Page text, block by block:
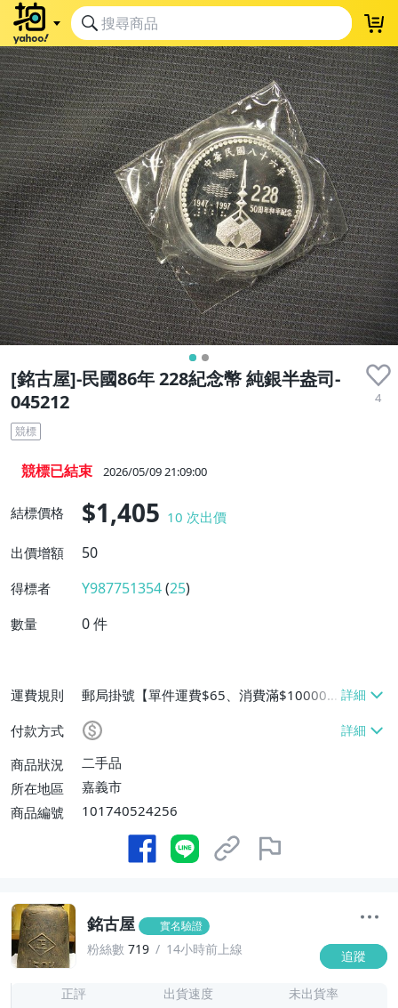
[銘古屋]-民國86年 228紀念幣 純銀半盎司-
045212
4
競標
競標已結束 2026/05/09 21:09:00
結標價格 $1,405 10 次出價
出價增額
50
得標者 Y987751354(25)
數量 0件
運費規則
郵局掛號【單件運費$65、消費滿$10000
免運費】
付款方式
商品狀況
二手品
所在地區
嘉義市
商品編號
101740524256
銘古屋 實名驗證
粉絲數 719 14小時前上線 追蹤
正評 出貨速度 未出貨率